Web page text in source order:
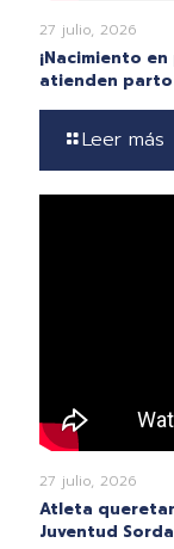
27 julio, 2026
¡Nacimiento
atienden
Leer más
27 julio, 2026
Atleta
Juventud